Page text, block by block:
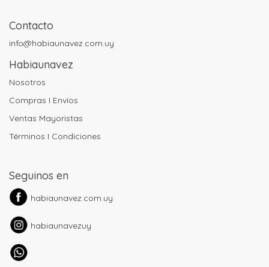
Contacto
info@habiaunavez.com.uy
Habiaunavez
Nosotros
Compras I Envíos
Ventas Mayoristas
Términos I Condiciones
Seguinos en
habiaunavez.com.uy
habiaunavezuy